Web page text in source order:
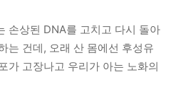
손상된 DNA를 고치고 다시 돌아
는 건데, 오래 산 몸에선 후성유
가 고장나고 우리가 아는 노화의